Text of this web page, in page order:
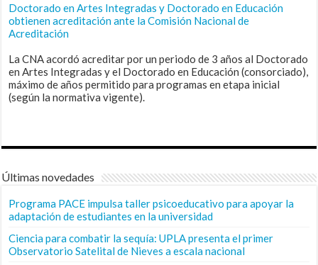
Doctorado en Artes Integradas y Doctorado en Educación
obtienen acreditación ante la Comisión Nacional de
Acreditación
La CNA acordó acreditar por un periodo de 3 años al Doctorado
en Artes Integradas y el Doctorado en Educación (consorciado),
máximo de años permitido para programas en etapa inicial
(según la normativa vigente).
Últimas novedades
Programa PACE impulsa taller psicoeducativo para apoyar la
adaptación de estudiantes en la universidad
Ciencia para combatir la sequía: UPLA presenta el primer
Observatorio Satelital de Nieves a escala nacional